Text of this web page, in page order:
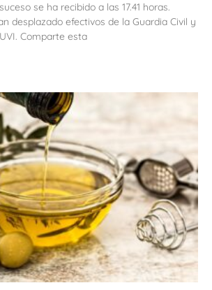
se ha recibido a las 17.41 horas.
desplazado efectivos de la Guardia Civil y
Comparte esta